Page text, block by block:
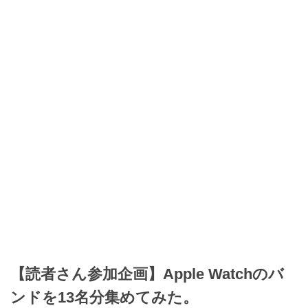
【読者さん参加企画】Apple Watchのバ
ンドを13名分集めてみた。